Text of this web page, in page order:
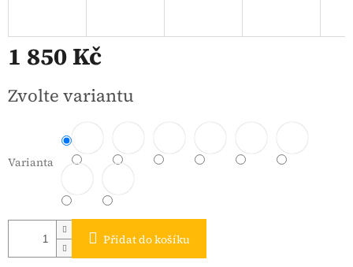
1 850 Kč
cena:
Zvolte variantu
Varianta
Přidat do košíku